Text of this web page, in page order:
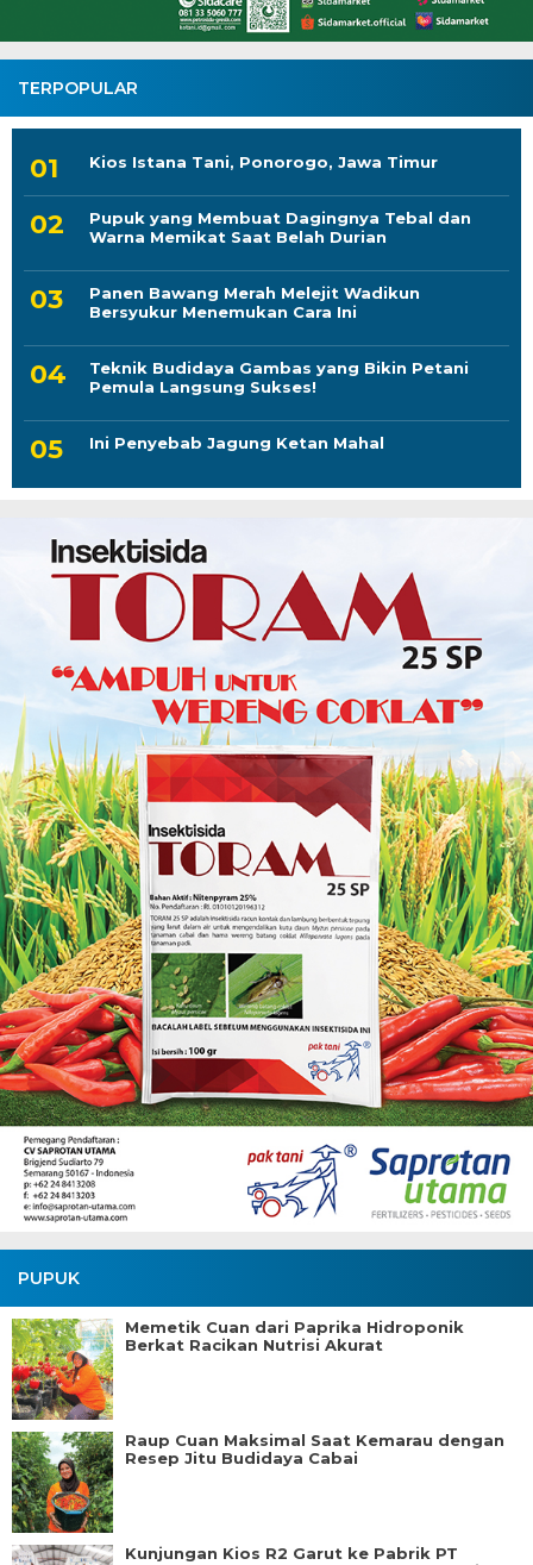
TERPOPULAR
Kios Istana Tani, Ponorogo, Jawa Timur
Pupuk yang Membuat Dagingnya Tebal dan
Warna Memikat Saat Belah Durian
Panen Bawang Merah Melejit Wadikun
Bersyukur Menemukan Cara Ini
Teknik Budidaya Gambas yang Bikin Petani
Pemula Langsung Sukses!
Ini Penyebab Jagung Ketan Mahal
PUPUK
Memetik Cuan dari Paprika Hidroponik
Berkat Racikan Nutrisi Akurat
Raup Cuan Maksimal Saat Kemarau dengan
Resep Jitu Budidaya Cabai
Kunjungan Kios R2 Garut ke Pabrik PT